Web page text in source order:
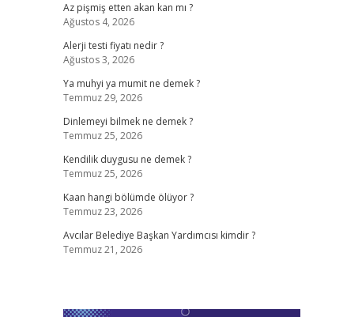
Az pişmiş etten akan kan mı ?
Ağustos 4, 2026
Alerji testi fiyatı nedir ?
Ağustos 3, 2026
Ya muhyi ya mumit ne demek ?
Temmuz 29, 2026
Dinlemeyi bilmek ne demek ?
Temmuz 25, 2026
Kendilik duygusu ne demek ?
Temmuz 25, 2026
Kaan hangi bölümde ölüyor ?
Temmuz 23, 2026
Avcılar Belediye Başkan Yardımcısı kimdir ?
Temmuz 21, 2026